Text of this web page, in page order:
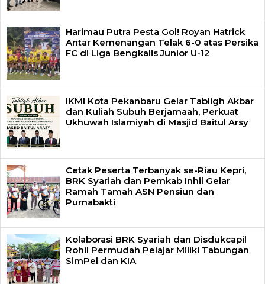
Harimau Putra Pesta Gol! Royan Hatrick
Antar Kemenangan Telak 6-0 atas Persika
FC di Liga Bengkalis Junior U-12
IKMI Kota Pekanbaru Gelar Tabligh Akbar
dan Kuliah Subuh Berjamaah, Perkuat
Ukhuwah Islamiyah di Masjid Baitul Arsy
Cetak Peserta Terbanyak se-Riau Kepri,
BRK Syariah dan Pemkab Inhil Gelar
Ramah Tamah ASN Pensiun dan
Purnabakti
Kolaborasi BRK Syariah dan Disdukcapil
Rohil Permudah Pelajar Miliki Tabungan
SimPel dan KIA